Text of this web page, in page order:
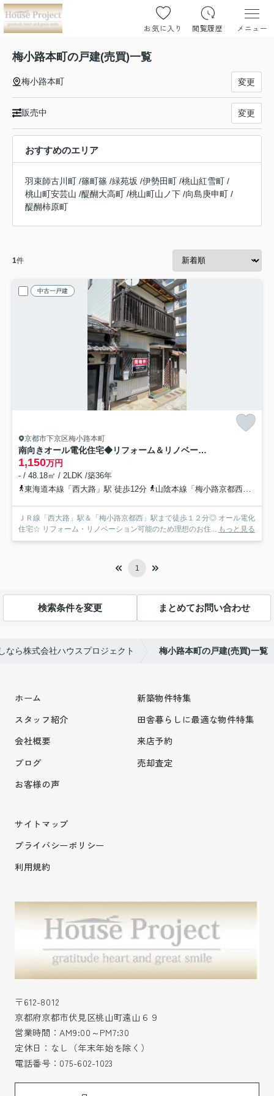
お気に入り 閲覧履歴 メニュー
梅小路本町の戸建(売買)一覧
梅小路本町 変更
販売中 変更
おすすめのエリア
羽束師古川町 /篠町篠 /緑苑坂 /伊勢田町 /桃山紅雪町 /
桃山町安芸山 /醍醐大高町 /桃山町山ノ下 /向島庚申町 /
醍醐柿原町
1件
中古一戸建
京都市下京区梅小路本町
南向きオール電化住宅◆リフォーム＆リノベーション用に最適◆下京区梅小路本町
1,150万円
- / 48.18㎡ / 2LDK /築36年
東海道本線「西大路」駅 徒歩12分
山陰本線「梅小路京都西」駅 徒歩12分
ＪＲ線「西大路」駅＆「梅小路京都西」駅まで徒歩１２分◎ オール電化
住宅☆ リフォーム・リノベーション可能のため理想のお住...
もっと見る
1
検索条件を変更 まとめてお問い合わせ
なら株式会社ハウスプロジェクト 梅小路本町の戸建(売買)一覧
ホーム
スタッフ紹介
会社概要
ブログ
お客様の声
新築物件特集
田舎暮らしに最適な物件特集
来店予約
売却査定
サイトマップ
プライバシーポリシー
利用規約
〒612-8012
京都府京都市伏見区桃山町遠山６９
営業時間：AM9:00～PM7:30
定休日：なし（年末年始を除く）
電話番号： 075-602-1023